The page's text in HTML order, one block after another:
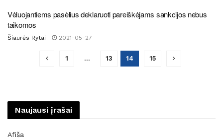
Vėluojantiems pasėlius deklaruoti pareiškėjams sankcijos nebus
taikomos
Šiaurės Rytai 2021-05-27
1 … 13 14 15
Naujausi įrašai
Afiša